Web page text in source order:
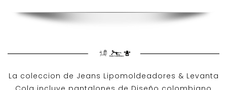
La coleccion de Jeans Lipomoldeadores & Levanta